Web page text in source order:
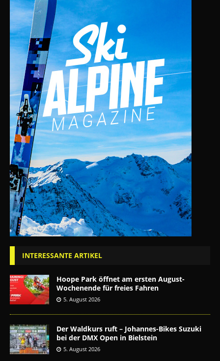
INTERESSANTE ARTIKEL
Hoope Park öffnet am ersten August-
Wochenende für freies Fahren
5. August 2026
Der Waldkurs ruft – Johannes-Bikes Suzuki
bei der DMX Open in Bielstein
5. August 2026